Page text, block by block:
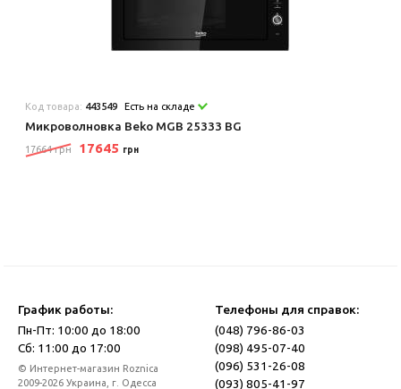
Код товара: 443549 Есть на складе
Микроволновка Beko MGB 25333 BG
17664 грн 17645 грн
График работы:
Пн-Пт: 10:00 до 18:00
Сб: 11:00 до 17:00
© Интернет-магазин Roznica
2009-2026 Украина, г. Одесса
Телефоны для справок:
(048) 796-86-03
(098) 495-07-40
(096) 531-26-08
(093) 805-41-97